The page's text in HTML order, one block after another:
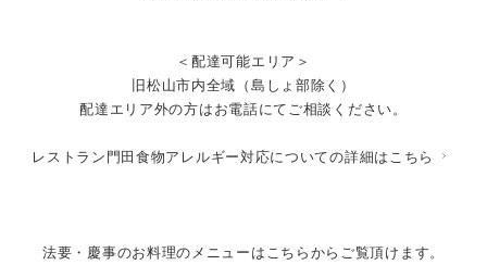
＜配達可能エリア＞
旧松山市内全域（島しょ部除く）
配達エリア外の方はお電話にてご相談ください。
レストラン門田食物アレルギー対応についての詳細はこちら
法要・慶事のお料理のメニューはこちらからご覧頂けます。